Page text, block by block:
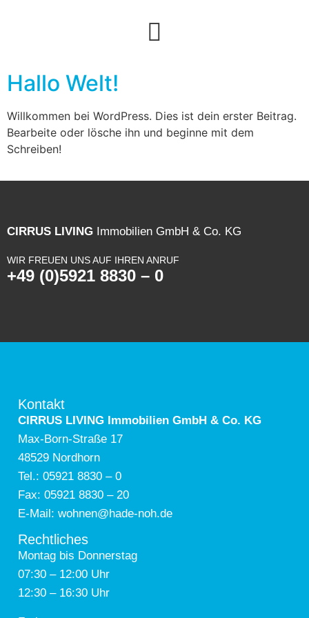
Hallo Welt!
Willkommen bei WordPress. Dies ist dein erster Beitrag.
Bearbeite oder lösche ihn und beginne mit dem
Schreiben!
CIRRUS LIVING Immobilien GmbH & Co. KG
WIR FREUEN UNS AUF IHREN ANRUF
+49 (0)5921 8830 – 0
Kontakt
CIRRUS LIVING Immobilien GmbH & Co. KG
Max-Born-Straße 17
48529 Nordhorn
Tel.: 05921 8830 – 0
Fax: 05921 8830 – 20
E-Mail: wohnen@hade-noh.de
Rechtliches
Montag bis Donnerstag
07:30 – 12:00 Uhr
12:30 – 16:30 Uhr